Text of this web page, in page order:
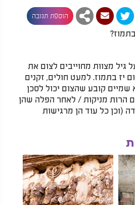
הוספת תגובה
גיל מצוות מחוייבים לצום את
יז בתמוז. למעט חולים, זקנים
שמיים קובע שהצום יכול לסכן
הרות מניקות / לאחר הפלה שהן
(וכן כל עוד הן מרגישות